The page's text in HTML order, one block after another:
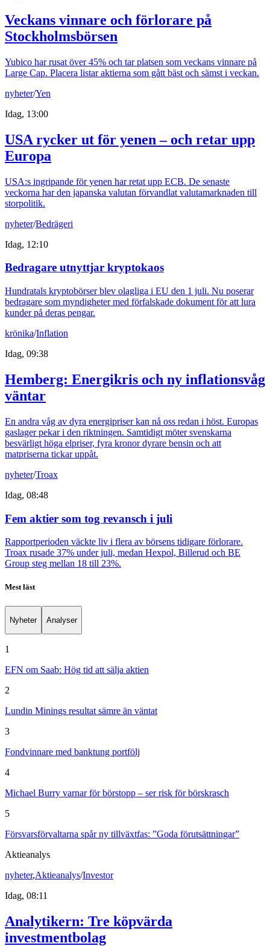
Veckans vinnare och förlorare på
Stockholmsbörsen
Yubico har rusat över 45% och tar platsen som veckans vinnare på
Large Cap. Placera listar aktierna som gått bäst och sämst i veckan.
nyheter/Yen
Idag, 13:00
USA rycker ut för yenen – och retar upp
Europa
USA:s ingripande för yenen har retat upp ECB. De senaste
veckorna har den japanska valutan förvandlat valutamarknaden till
storpolitik.
nyheter/Bedrägeri
Idag, 12:10
Bedragare utnyttjar kryptokaos
Hundratals kryptobörser blev olagliga i EU den 1 juli. Nu poserar
bedragare som myndigheter med förfalskade dokument för att lura
kunder på deras pengar.
krönika/Inflation
Idag, 09:38
Hemberg: Energikris och ny inflationsvåg
väntar
En andra våg av dyra energipriser kan nå oss redan i höst. Europas
gaslager pekar i den riktningen. Samtidigt möter svenskarna
besvärligt höga elpriser, fyra kronor dyrare bensin och att
matpriserna tickar uppåt.
nyheter/Troax
Idag, 08:48
Fem aktier som tog revansch i juli
Rapportperioden väckte liv i flera av börsens tidigare förlorare.
Troax rusade 37% under juli, medan Hexpol, Billerud och BE
Group steg mellan 18 till 23%.
Mest läst
Nyheter Analyser
1
EFN om Saab: Hög tid att sälja aktien
2
Lundin Minings resultat sämre än väntat
3
Fondvinnare med banktung portfölj
4
Michael Burry varnar för börstopp – ser risk för börskrasch
5
Försvarsförvaltarna spår ny tillväxtfas: ”Goda förutsättningar”
Aktieanalys
nyheter,Aktieanalys/Investor
Idag, 08:11
Analytikern: Tre köpvärda
investmentbolag